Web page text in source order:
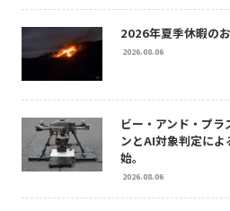
2026年夏季休暇の
2026.08.06
ビー・アンド・プ
ンとAI対象判定に
始。
2026.08.06